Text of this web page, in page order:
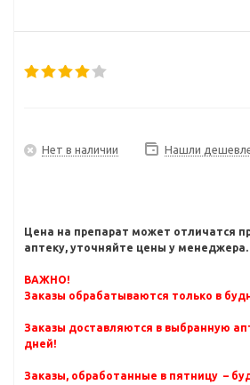
Нет в наличии Нашли
Цена на препарат может отличатся
аптеку, уточняйте цены у менеджера.
ВАЖНО!
Заказы обрабатываются только в
Заказы доставляются в выбранную
дней!
Заказы, обработанные в пятницу –